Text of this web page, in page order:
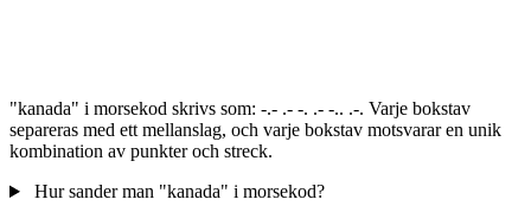
"kanada" i morsekod skrivs som: -.- .- -. .- -.. .-. Varje bokstav
separeras med ett mellanslag, och varje bokstav motsvarar en unik
kombination av punkter och streck.
Hur sander man "kanada" i morsekod?